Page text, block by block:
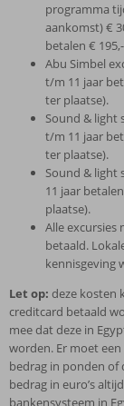
programma
aankomst) €
betalen €
Abu Simbel
t/m 11 jaar
ter plaatse).
Sound & light
t/m 11 jaar
ter plaatse).
Sound & light
11 jaar
plaatse).
Alle excursies
betaald.
kennisgeving
Let op: deze kosten
creditcard betaald
mee dat deze in
worden. Er moet
bedrag in ponden of
bedrag in euro’s
bankensysteem in